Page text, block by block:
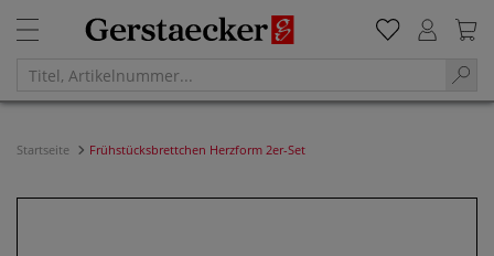
Startseite Frühstücksbrettchen Herzform 2er-Set